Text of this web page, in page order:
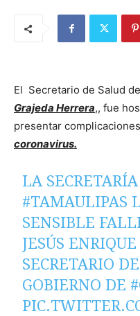
El Secretario de Salud
Grajeda Herrera,, fue
presentar
coronavirus.
LA
#TAMAULIPAS
SENSIBLE
JESÚS
SECRETARIO
GOBIERNO DE